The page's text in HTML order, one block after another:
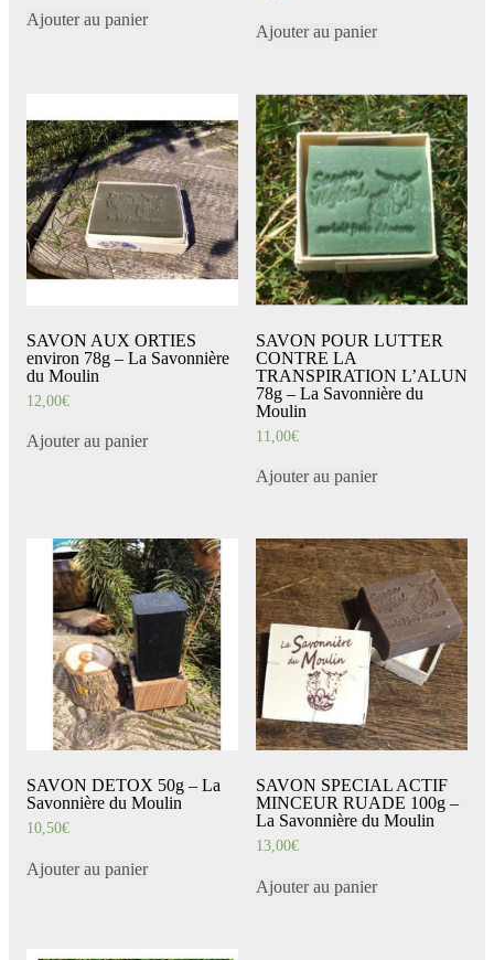
Ajouter au panier
Ajouter au panier
SAVON AUX ORTIES
environ 78g – La Savonnière
du Moulin
12,00€
Ajouter au panier
SAVON POUR LUTTER
CONTRE LA
TRANSPIRATION L’ALUN
78g – La Savonnière du
Moulin
11,00€
Ajouter au panier
SAVON DETOX 50g – La
Savonnière du Moulin
10,50€
Ajouter au panier
SAVON SPECIAL ACTIF
MINCEUR RUADE 100g –
La Savonnière du Moulin
13,00€
Ajouter au panier